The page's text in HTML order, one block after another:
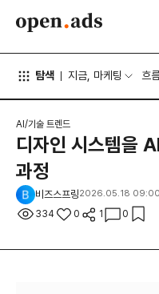
탐색 지금, 마케팅 흐
AI/기술 트렌드
디자인 시스템을
과정
비즈스프링2026.05.18 09:00
334 0 1 0